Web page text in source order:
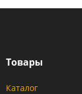
Товары
Каталог